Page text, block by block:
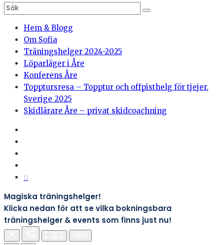
Hem & Blogg
Om Sofia
Träningshelger 2024-2025
Löparläger i Åre
Konferens Åre
Topptursresa – Topptur och offpisthelg för tjejer,
Sverige 2025
Skidlärare Åre – privat skidcoachning
0
Magiska träningshelger!
Klicka nedan för att se vilka bokningsbara
träningshelger & events som finns just nu!